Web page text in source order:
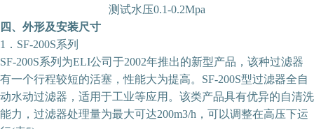
测试水压0.1-0.2Mpa
四、外形及安装尺寸
1．SF-200S系列
SF-200S系列为ELI公司于2002年推出的新型产品，该种过滤器
有一个行程较短的活塞，性能大为提高。SF-200S型过滤器全自
动水动过滤器，适用于工业等应用。该类产品具有优异的自清洗
能力，过滤器处理量为最大可达200m3/h，可以调整在高压下运